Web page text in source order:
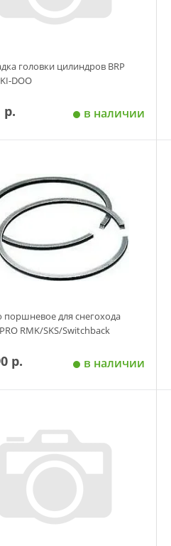
головки цилиндров BRP
DOO
р. в наличии
поршневое для снегохода
RMK/SKS/Switchback
р. в наличии